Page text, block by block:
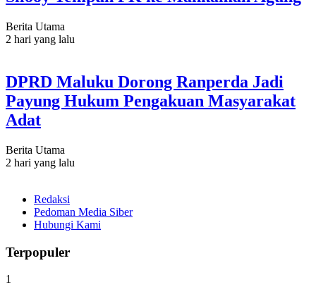
Berita Utama
2 hari yang lalu
DPRD Maluku Dorong Ranperda Jadi
Payung Hukum Pengakuan Masyarakat
Adat
Berita Utama
2 hari yang lalu
Redaksi
Pedoman Media Siber
Hubungi Kami
Terpopuler
1